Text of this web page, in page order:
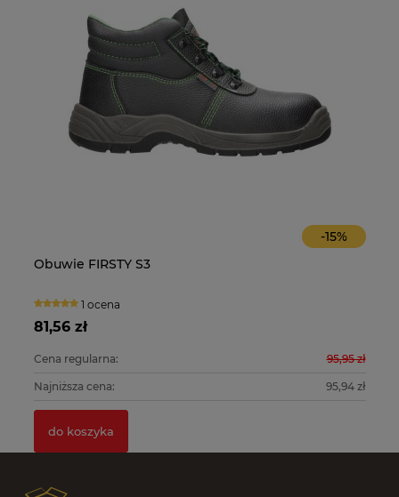
-15%
Obuwie FIRSTY S3
1 ocena
81,56 zł
Cena regularna: 95,95 zł
Najniższa cena: 95,94 zł
do koszyka